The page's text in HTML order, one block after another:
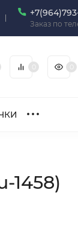
Заказ по
1458)